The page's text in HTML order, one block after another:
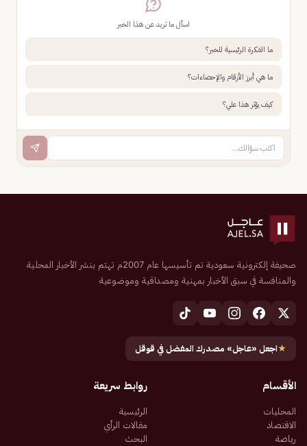
اسأل ما تريد عن هذا الخبر
ما الفكرة الرئيسية للخبر؟
ما هي أبرز الأرقام والإحصاءات؟
كيف يؤثر هذا علي؟
صحيفة إلكترونية سعودية تم تأسيسها عام 2007م تهتم بنشر الأخبار المحلية
والمنافسة في سبق الأخبار بمهنية ومصداقية وموضوعية
★اجعل «عاجل» مصدرك المفضل في قوقل
الأقسام
المحليات
الاقتصاد
رياضة
روابط سريعة
الرئيسية
مقالات الرأي
البحث